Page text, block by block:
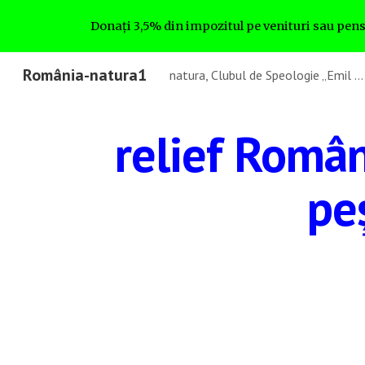
Donați 3,5% din impozitul pe venituri sau
România-natura1 natura, Clubul de Speologie „Emil Racoviță” București, romanianatura1 - GA4
relief